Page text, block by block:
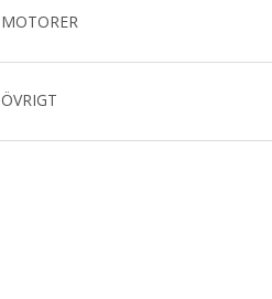
MOTORER
ÖVRIGT